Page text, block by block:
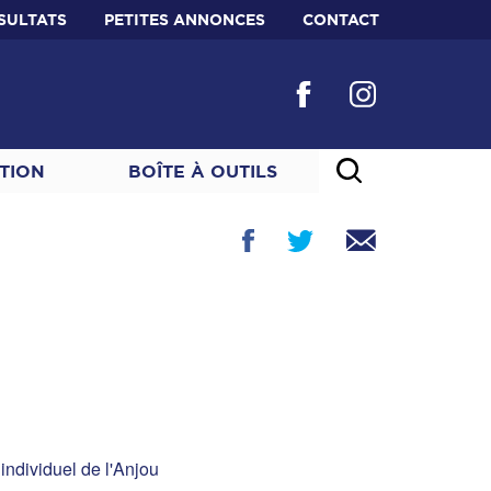
PETITES ANNONCES CONTACT
BOÎTE À OUTILS
de l'Anjou